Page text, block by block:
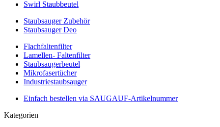
Swirl Staubbeutel
Staubsauger Zubehör
Staubsauger Deo
Flachfaltenfilter
Lamellen- Faltenfilter
Staubsaugerbeutel
Mikrofasertücher
Industriestaubsauger
Einfach bestellen via SAUGAUF-Artikelnummer
Kategorien